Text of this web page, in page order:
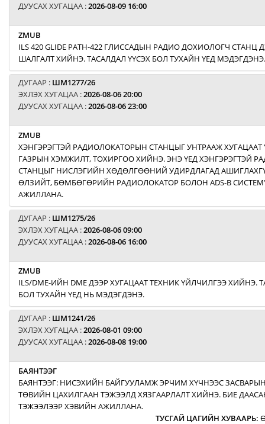
ДУУСАХ ХУГАЦАА :2026-08-09 16:00
ZMUB
ILS 420 GLIDE PATH-422 ГЛИССАДЫН РАДИО ДОХИОЛОГЧ СТАНЦ
ШАЛГАЛТ ХИЙНЭ. ТАСАЛДАЛ ҮҮСЭХ БОЛ ТУХАЙН ҮЕД МЭДЭГДЭНЭ.
ДУГААР : ШМ1277/26
ЭХЛЭХ ХУГАЦАА :2026-08-06 20:00
ДУУСАХ ХУГАЦАА :2026-08-06 23:00
ZMUB
ХЭНГЭРЭГТЭЙ РАДИОЛОКАТОРЫН СТАНЦЫГ УНТРААЖ ХУГАЦААТ
ГАЗРЫН ХЭМЖИЛТ, ТОХИРГОО ХИЙНЭ. ЭНЭ ҮЕД ХЭНГЭРЭГТЭЙ
СТАНЦЫГ НИСЛЭГИЙН ХӨДӨЛГӨӨНИЙ УДИРДЛАГАД
ӨЛЗИЙТ, БӨМБӨГӨРИЙН РАДИОЛОКАТОР БОЛОН ADS-B
АЖИЛЛАНА.
ДУГААР : ШМ1275/26
ЭХЛЭХ ХУГАЦАА :2026-08-06 09:00
ДУУСАХ ХУГАЦАА :2026-08-06 16:00
ZMUB
ILS/DME-ИЙН DME ДЭЭР ХУГАЦААТ ТЕХНИК ҮЙЛЧИЛГЭЭ ХИЙНЭ.
БОЛ ТУХАЙН ҮЕД НЬ МЭДЭГДЭНЭ.
ДУГААР : ШМ1241/26
ЭХЛЭХ ХУГАЦАА :2026-08-01 09:00
ДУУСАХ ХУГАЦАА :2026-08-08 19:00
БАЯНТЭЭГ
БАЯНТЭЭГ: НИСЭХИЙН БАЙГУУЛАМЖ ЭРЧИМ ХҮЧНЭЭС
ТӨВИЙН ЦАХИЛГААН ТЭЖЭЭЛД ХЯЗГААРЛАЛТ ХИЙНЭ. БИЕ
ТЭЖЭЭЛЭЭР ХЭВИЙН АЖИЛЛАНА.
ТУСГАЙ ЦАГИЙН ХУВААРЬ: